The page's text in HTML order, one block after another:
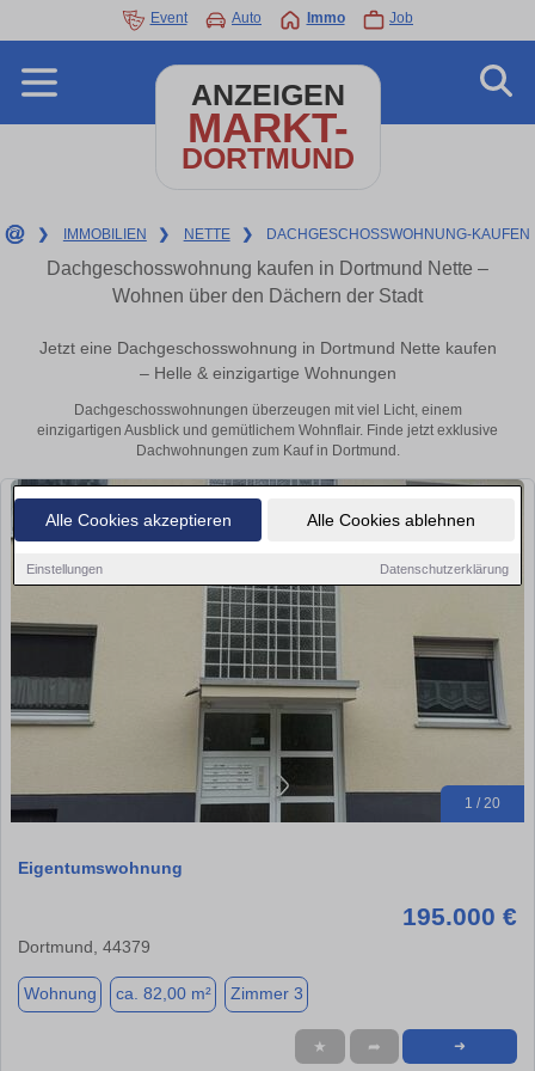
Alle Cookies akzeptieren Alle Cookies ablehnen
Einstellungen Datenschutzerklärung
Event Auto Immo Job
ANZEIGEN
MARKT-
DORTMUND
❯ IMMOBILIEN ❯ NETTE ❯ DACHGESCHOSSWOHNUNG-KAUFEN
Dachgeschosswohnung kaufen in Dortmund Nette –
Wohnen über den Dächern der Stadt
Jetzt eine Dachgeschosswohnung in Dortmund Nette kaufen
– Helle & einzigartige Wohnungen
Dachgeschosswohnungen überzeugen mit viel Licht, einem
einzigartigen Ausblick und gemütlichem Wohnflair. Finde jetzt exklusive
Dachwohnungen zum Kauf in Dortmund.
1 / 20
Eigentumswohnung
195.000 €
Dortmund, 44379
Wohnung ca. 82,00 m² Zimmer 3
★ ➦ ➜